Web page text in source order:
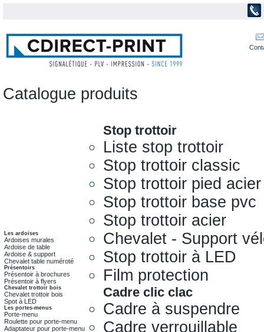
Catalogue produits
Les ardoises
Ardoises murales
Ardoise de table
Ardoise & support
Chevalet table numéroté
Présentoirs
Présentoir à brochures
Présentoir à flyers
Chevalet trottoir bois
Chevalet trottoir bois
Spot à LED
Les portes-menus
Porte-menu
Roulette pour porte-menu
Adaptateur pour porte-menu
Stop trottoir
Liste stop trottoir
Stop trottoir classic
Stop trottoir pied acier
Stop trottoir base pvc
Stop trottoir acier
Chevalet - Support
Stop trottoir à LED
Film protection
Cadre clic clac
Cadre à suspendre
Cadre verrouillable